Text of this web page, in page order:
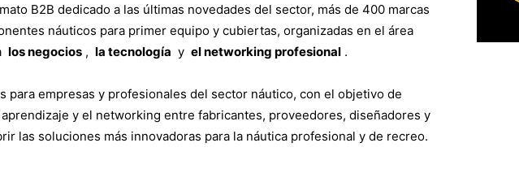
B2B dedicado a las últimas novedades del sector, más de 400 marcas
náuticos para primer equipo y cubiertas, organizadas en el área
los negocios , la tecnología y el networking profesional .
para empresas y profesionales del sector náutico, con el objetivo de
y el networking entre fabricantes, proveedores, diseñadores y
las soluciones más innovadoras para la náutica profesional y de recreo.